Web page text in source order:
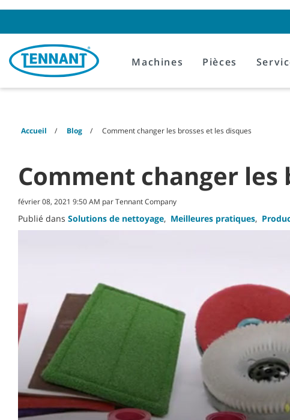
Machines Pièces
Accueil Blog Comment changer les brosses et les disques
Comment changer les
février 08, 2021 9:50 AM par Tennant Company
Publié dans Solutions de nettoyage, Meilleures pratiques,